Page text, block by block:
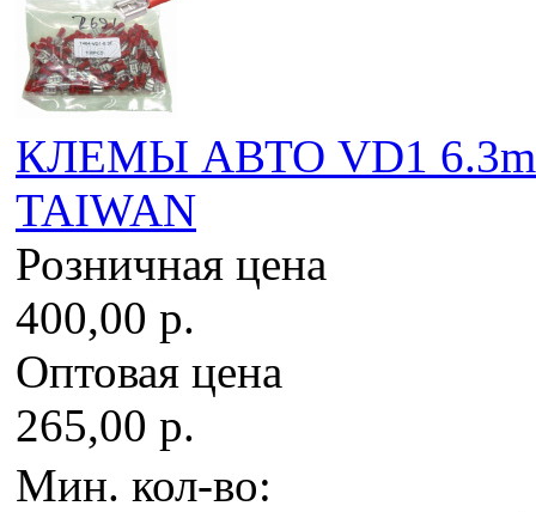
КЛЕМЫ АВТО VD1
TAIWAN
Розничная цена
400,00 р.
Оптовая цена
265,00 р.
Мин. кол-во: